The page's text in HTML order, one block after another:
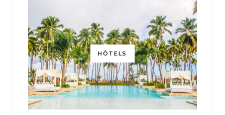
HÔTELS